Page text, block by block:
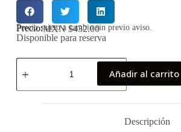
Precio:MXN $432.00
Precio sujeto a cambio sin previo aviso.
Disponible para reserva
Añadir al carrito
Descripción